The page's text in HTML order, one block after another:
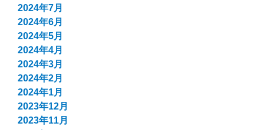
2024年7月
2024年6月
2024年5月
2024年4月
2024年3月
2024年2月
2024年1月
2023年12月
2023年11月